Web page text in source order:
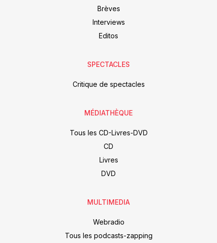
Brèves
Interviews
Editos
SPECTACLES
Critique de spectacles
MÉDIATHÈQUE
Tous les CD-Livres-DVD
CD
Livres
DVD
MULTIMEDIA
Webradio
Tous les podcasts-zapping